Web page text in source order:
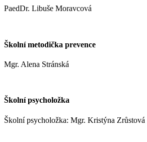
PaedDr. Libuše Moravcová
Školní metodička prevence
Mgr. Alena Stránská
Školní psycholožka
Školní psycholožka: Mgr. Kristýna Zrůstová